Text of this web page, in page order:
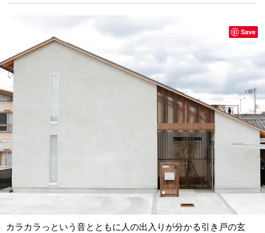
カラカラっという音とともに人の出入りが分かる引き戸の玄
Save